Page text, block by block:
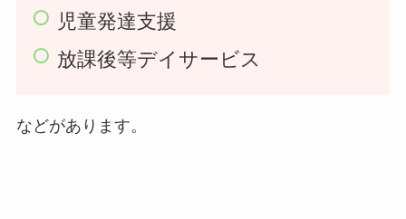
児童発達支援
放課後等デイサービス
などがあります。